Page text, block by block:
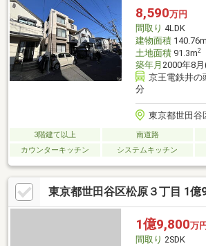
8,590万円
間取り 4LDK
建物面積140.76m
土地面積91.3m2
築年月 2000年8
京王電鉄井の
分
東京都世田谷
3階建て以上 南道路
カウンターキッチン
システムキッチン
東京都世田谷区松原３丁目 1億
1億9,800万円
間取り 2SDK